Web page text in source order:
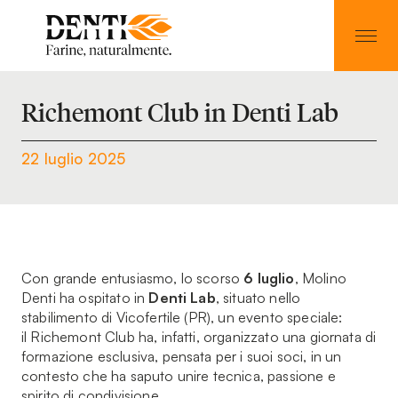
Richemont Club in Denti Lab
22 luglio 2025
Con grande entusiasmo, lo scorso 6 luglio, Molino
Denti ha ospitato in Denti Lab, situato nello
stabilimento di Vicofertile (PR), un evento speciale:
il Richemont Club ha, infatti, organizzato una giornata di
formazione esclusiva, pensata per i suoi soci, in un
contesto che ha saputo unire tecnica, passione e